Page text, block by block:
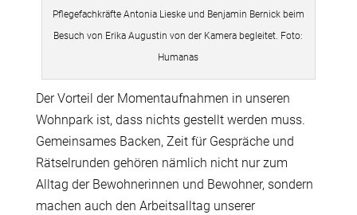
Pflegefachkräfte Antonia Lieske und Benjamin Bernick beim
Besuch von Erika Augustin von der Kamera begleitet. Foto:
Humanas
Der Vorteil der Momentaufnahmen in unseren
Wohnpark ist, dass nichts gestellt werden muss.
Gemeinsames Backen, Zeit für Gespräche und
Rätselrunden gehören nämlich nicht nur zum
Alltag der Bewohnerinnen und Bewohner, sondern
machen auch den Arbeitsalltag unserer